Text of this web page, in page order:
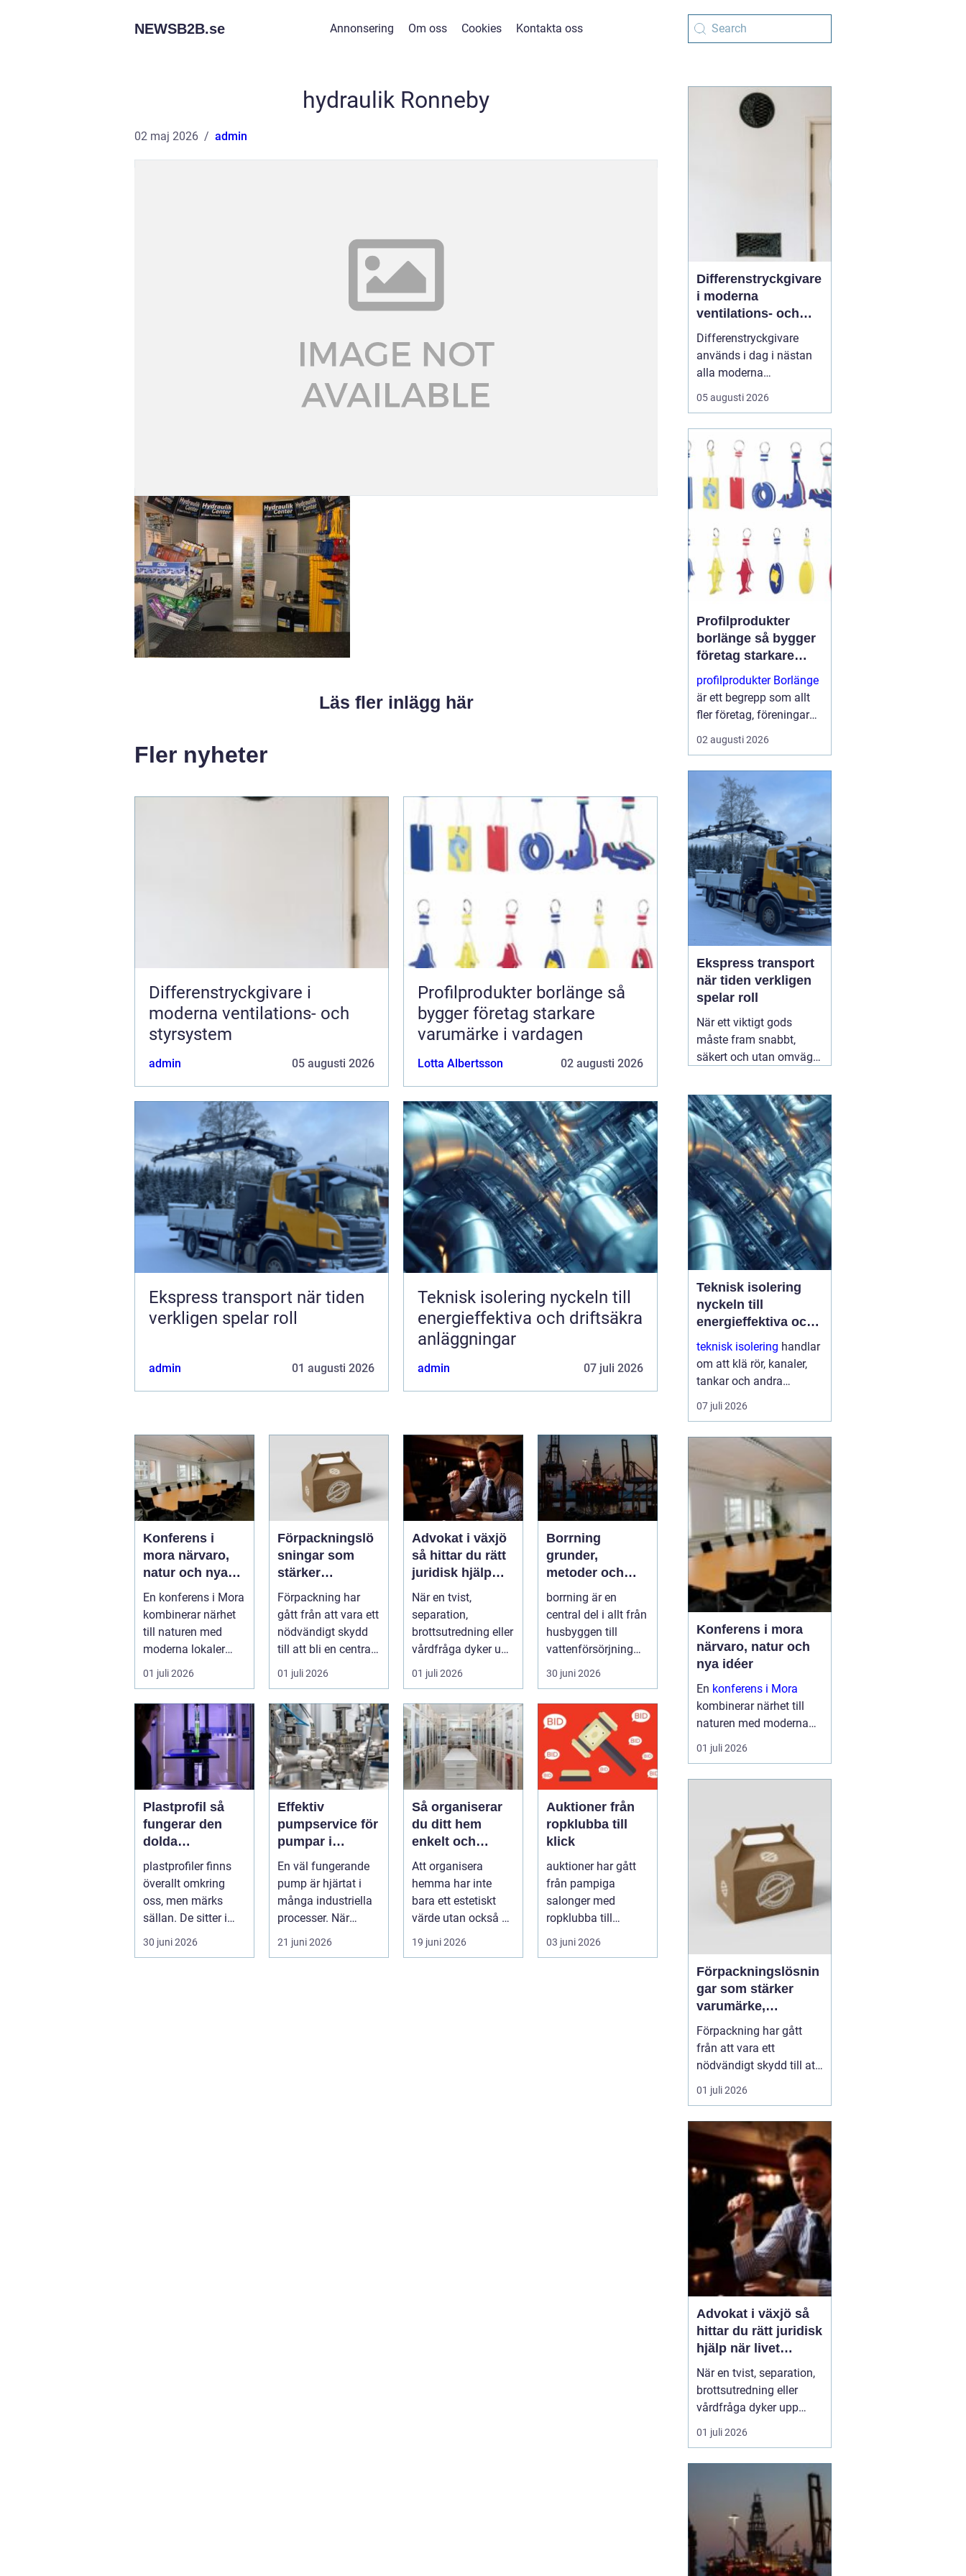
NEWSB2B.se Annonsering Om oss Cookies Kontakta oss
hydraulik Ronneby
02 maj 2026 admin
Läs fler inlägg här
Fler nyheter
Differenstryckgivare i
moderna ventilations- och
styrsystem
admin 05 augusti 2026
Profilprodukter borlänge så
bygger företag starkare
varumärke i vardagen
Lotta Albertsson 02 augusti 2026
Ekspress transport när tiden
verkligen spelar roll
admin 01 augusti 2026
Teknisk isolering nyckeln till
energieffektiva och driftsäkra
anläggningar
admin 07 juli 2026
Konferens i
mora närvaro,
natur och nya
idéer
En konferens i Mora
kombinerar närhet
till naturen med
moderna lokaler
och personlig
service. För må...
01 juli 2026
Förpackningslö
sningar som
stärker
varumärke,
hållbarhet och
lönsamhet
Förpackning har
gått från att vara ett
nödvändigt skydd
till att bli en central
del av varumärket,
k...
01 juli 2026
Advokat i växjö
så hittar du rätt
juridisk hjälp
när livet
förändras
När en tvist,
separation,
brottsutredning eller
vårdfråga dyker upp
hamnar många i en
situation de a...
01 juli 2026
Borrning
grunder,
metoder och
smarta val för
hållbara projekt
borrning är en
central del i allt från
husbyggen till
vattenförsörjning
och stora
infrastrukturproje...
30 juni 2026
Plastprofil så
fungerar den
dolda
byggstenen i
modern industri
plastprofiler finns
överallt omkring
oss, men märks
sällan. De sitter i
fönster och dörrar, i
kylskå...
30 juni 2026
Effektiv
pumpservice för
pumpar i
industrin – så
undviker du
dyra driftstopp
En väl fungerande
pump är hjärtat i
många industriella
processer. När
pump...
21 juni 2026
Så organiserar
du ditt hem
enkelt och
effektivt
Att organisera
hemma har inte
bara ett estetiskt
värde utan också en
djupt rotad på...
19 juni 2026
Auktioner från
ropklubba till
klick
auktioner har gått
från pampiga
salonger med
ropklubba till
snabba
budgivningar
03 juni 2026
Differenstryckgivare
i moderna
ventilations- och
styrsystem
Differenstryckgivare
används i dag i nästan
alla moderna
ventilations- och
klimatsystem för att
stabilt tryck och
energieffektiv drift. För
många fastighetsägare
och drifttekniker ha...
05 augusti 2026
Profilprodukter
borlänge så bygger
företag starkare
varumärke i
vardagen
profilprodukter Borlänge
är ett begrepp som allt
fler företag, föreningar
och offentliga
verksamheter har fått
konkurrensen ökar blir
varje möte med kunden
viktigt...
02 augusti 2026
Ekspress transport
när tiden verkligen
spelar roll
När ett viktigt gods
måste fram snabbt,
säkert och utan omvägar
transportpartner
avgörande. Företag som
är beroende av täta
leveranser vet hur stor
skillnad en timme kan
göra för produktion,
montageteam eller
slutkund. Här01 augusti
2026
Teknisk isolering
nyckeln till
energieffektiva och
driftsäkra
anläggningar
teknisk isolering handlar
om att klä rör, kanaler,
tankar och andra
installationer med
isolermaterial för att
människor och skapa
stabil drift. Med rätt
07 juli 2026
Konferens i mora
närvaro, natur och
nya idéer
En konferens i Mora
kombinerar närhet till
naturen med moderna
lokaler och personlig
service. För många
leder till verkliga resultat
eller...
01 juli 2026
Förpackningslösnin
gar som stärker
varumärke,
hållbarhet och
lönsamhet
Förpackning har gått
från att vara ett
nödvändigt skydd till att
bli en central del av
varumärket,
företagets miljöarbete.
När konkurrensen ökar i
både butik och e-handel
behöver företag tänka
strategiskt kring hur
varor packas, t...
01 juli 2026
Advokat i växjö så
hittar du rätt juridisk
hjälp när livet
förändras
När en tvist, separation,
brottsutredning eller
vårdfråga dyker upp
hamnar många i en
situation de aldrig
känns ofta svår, språket
krångligt och
konsekvenserna stora.
Då blir en trygg och
engagerad advokat en
avgörande ski...
01 juli 2026